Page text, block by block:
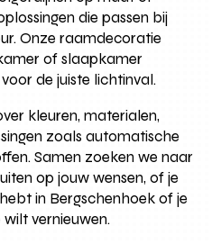
die passen bij
Onze raamdecoratie
of slaapkamer
de juiste lichtinval.
kleuren, materialen,
zoals automatische
Samen zoeken we naar
op jouw wensen, of je
in Bergschenhoek of je
vernieuwen.